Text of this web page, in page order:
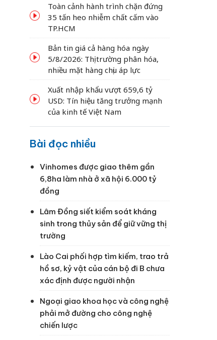
Toàn cảnh hành trình chặn đứng
35 tấn heo nhiễm chất cấm vào
TP.HCM
Bản tin giá cả hàng hóa ngày
5/8/2026: Thị trường phân hóa,
nhiều mặt hàng chịu áp lực
Xuất nhập khẩu vượt 659,6 tỷ
USD: Tín hiệu tăng trưởng mạnh
của kinh tế Việt Nam
Bài đọc nhiều
Vinhomes được giao thêm gần
6,8ha làm nhà ở xã hội 6.000 tỷ
đồng
Lâm Đồng siết kiểm soát kháng
sinh trong thủy sản để giữ vững thị
trường
Lào Cai phối hợp tìm kiếm, trao trả
hồ sơ, kỷ vật của cán bộ đi B chưa
xác định được người nhận
Ngoại giao khoa học và công nghệ
phải mở đường cho công nghệ
chiến lược